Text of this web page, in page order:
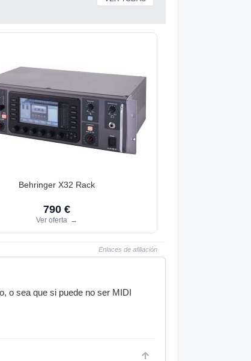
Behringer X32 Rack
790 €
Ver oferta →
Enlaces de afiliación
o sea que si puede no ser MIDI